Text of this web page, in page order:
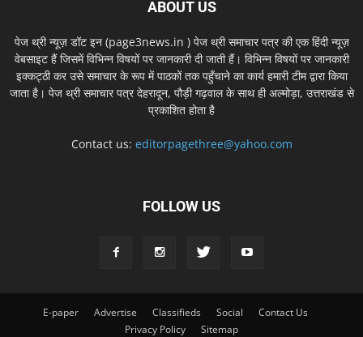
ABOUT US
पेज थ्री न्यूज़ डॉट इन (page3news.in ) पेज थ्री समाचार पत्र की एक हिंदी न्यूज़
वेबसाइट हैं जिसमें विभिन्न विषयों पर जानकारी दी जाती हैं। विभिन्न विषयों पर जानकारी
इक्कट्ठी कर उसे समाचार के रूप में पाठकों तक पहुँचाने का कार्य हमारी टीम द्वारा किया
जाता है। पेज थ्री समाचार पत्र देहरादून, पौड़ी गढ़वाल के साथ ही अल्मोड़ा, उत्तराखंड से
प्रकाशित होता है
Contact us: editorpagethree@yahoo.com
FOLLOW US
E-paper Advertise Classifieds Social
Contact Us
Privacy Policy
Sitemap